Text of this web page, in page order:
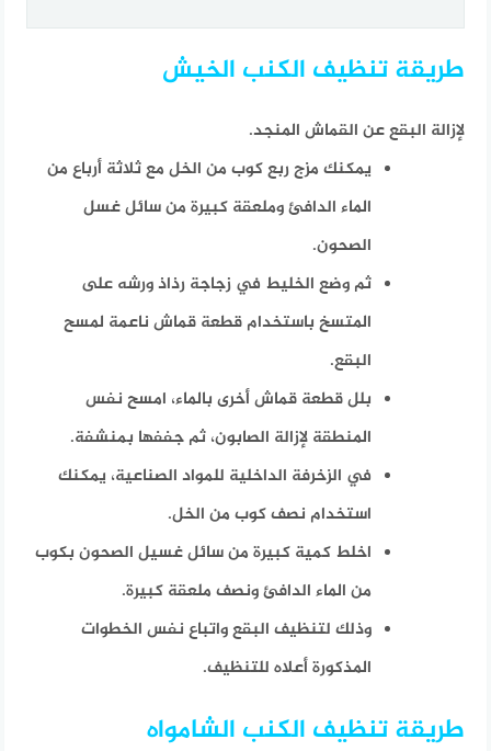
طريقة تنظيف الكنب الخيش
لإزالة البقع عن القماش المنجد.
يمكنك مزج ربع كوب من الخل مع ثلاثة أرباع من
الماء الدافئ وملعقة كبيرة من سائل غسل
الصحون.
ثم وضع الخليط في زجاجة رذاذ ورشه على
المتسخ باستخدام قطعة قماش ناعمة لمسح
البقع.
بلل قطعة قماش أخرى بالماء، امسح نفس
المنطقة لإزالة الصابون، ثم جففها بمنشفة.
في الزخرفة الداخلية للمواد الصناعية، يمكنك
استخدام نصف كوب من الخل.
اخلط كمية كبيرة من سائل غسيل الصحون بكوب
من الماء الدافئ ونصف ملعقة كبيرة.
وذلك لتنظيف البقع واتباع نفس الخطوات
المذكورة أعلاه للتنظيف.
طريقة تنظيف الكنب الشامواه